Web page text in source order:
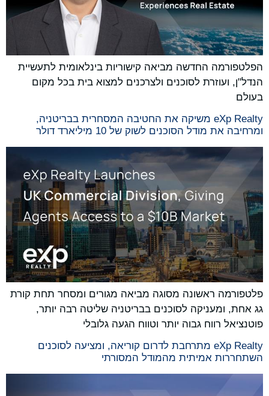
הפלטפורמה החדשה מביאה קישוריות בינלאומית לתעשיית
הנדל"ן, ועוזרת לסוכנים ולצרכנים למצוא בית בכל מקום
בעולם
eXp Realty משיקה את החטיבה המסחרית בבריטניה,
ומרחיבה את מודל הסוכנים לשוק של 10 מיליארד דולר
פלטפורמה ראשונה מסוגה מביאה מגורים ומסחר תחת קורת
גג אחת, ומעניקה לסוכנים בבריטניה שליטה רבה יותר,
פוטנציאל רווח גבוה יותר וטווח הגעה גלובלי
eXp Realty מתרחבת לדרום קוריאה, ומציעה לסוכנים
השתחררות אמיתית מהמודל המסורתי